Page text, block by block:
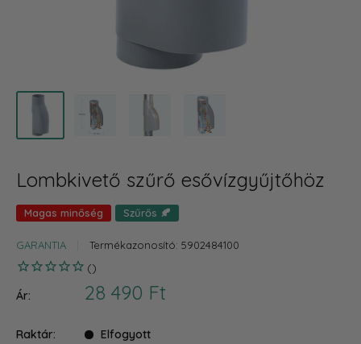
Lombkivető szűrő esővízgyűjtőhöz
Magas minőség Szűrős 🍂
GARANTIA Termékazonosító: 5902484100
Ár:
Akciós
28 490 Ft
Raktár: Elfogyott